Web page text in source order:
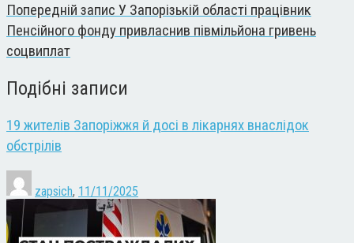
Попередній запис У Запорізькій області працівник
Пенсійного фонду привласнив півмільйона гривень
соцвиплат
Подібні записи
19 жителів Запоріжжя й досі в лікарнях внаслідок
обстрілів
zapsich, 11/11/2025